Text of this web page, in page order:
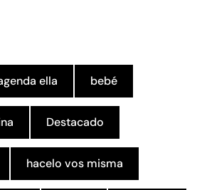
ella bebé
Destacado
hacelo vos misma